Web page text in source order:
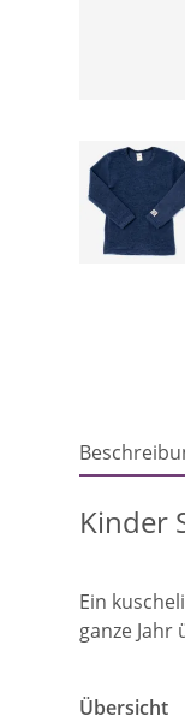
Kinder
Ein
ganze Jahr
Übersicht